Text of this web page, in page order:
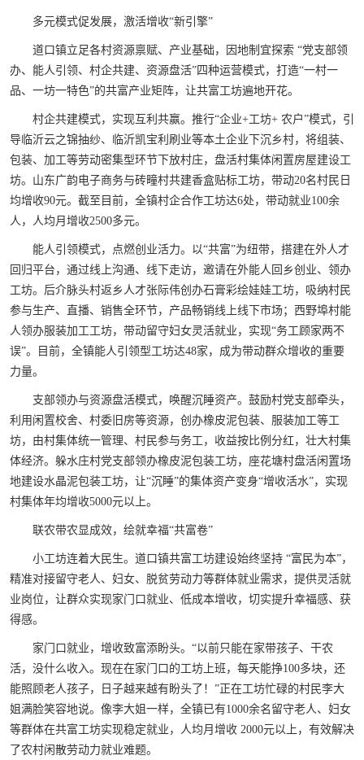
多元模式促发展，激活增收“新引擎”
道口镇立足各村资源禀赋、产业基础，因地制宜探索 “党支部领
办、能人引领、村企共建、资源盘活”四种运营模式，打造“一村一
品、一坊一特色”的共富产业矩阵，让共富工坊遍地开花。
村企共建模式，实现互利共赢。推行“企业+工坊+ 农户”模式，引
导临沂云之锦抽纱、临沂凯宝利刷业等本土企业下沉乡村，将组装、
包装、加工等劳动密集型环节下放村庄，盘活村集体闲置房屋建设工
坊。山东广韵电子商务与砖疃村共建香盒贴标工坊，带动20名村民日
均增收90元。截至目前，全镇村企合作工坊达6处，带动就业100余
人，人均月增收2500多元。
能人引领模式，点燃创业活力。以“共富”为纽带，搭建在外人才
回归平台，通过线上沟通、线下走访，邀请在外能人回乡创业、领办
工坊。后介脉头村返乡人才张际伟创办石膏彩绘娃娃工坊，吸纳村民
参与生产、直播、销售全环节，产品畅销线上线下市场；西野埠村能
人领办服装加工工坊，带动留守妇女灵活就业，实现“务工顾家两不
误”。目前，全镇能人引领型工坊达48家，成为带动群众增收的重要
力量。
支部领办与资源盘活模式，唤醒沉睡资产。鼓励村党支部牵头，
利用闲置校舍、村委旧房等资源，创办橡皮泥包装、服装加工等工
坊，由村集体统一管理、村民参与务工，收益按比例分红，壮大村集
体经济。躲水庄村党支部领办橡皮泥包装工坊，座花塘村盘活闲置场
地建设水晶泥包装工坊，让“沉睡”的集体资产变身“增收活水”，实现
村集体年均增收5000元以上。
联农带农显成效，绘就幸福“共富卷”
小工坊连着大民生。道口镇共富工坊建设始终坚持 “富民为本”，
精准对接留守老人、妇女、脱贫劳动力等群体就业需求，提供灵活就
业岗位，让群众实现家门口就业、低成本增收，切实提升幸福感、获
得感。
家门口就业，增收致富添盼头。“以前只能在家带孩子、干农
活，没什么收入。现在在家门口的工坊上班，每天能挣100多块，还
能照顾老人孩子，日子越来越有盼头了！”正在工坊忙碌的村民李大
姐满脸笑容地说。像李大姐一样，全镇已有1000余名留守老人、妇女
等群体在共富工坊实现稳定就业，人均月增收 2000元以上，有效解决
了农村闲散劳动力就业难题。